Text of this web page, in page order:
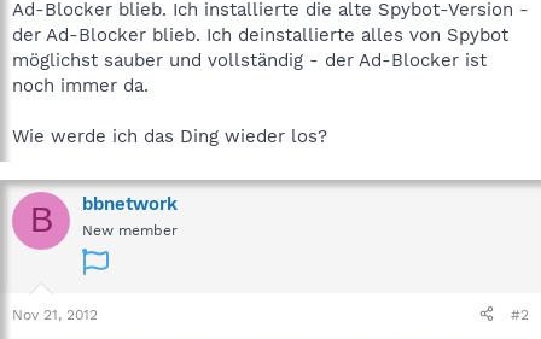
Ad-Blocker blieb. Ich installierte die alte Spybot-Version -
der Ad-Blocker blieb. Ich deinstallierte alles von Spybot
möglichst sauber und vollständig - der Ad-Blocker ist
noch immer da.
Wie werde ich das Ding wieder los?
B bbnetwork
New member
Nov 21, 2012 #2